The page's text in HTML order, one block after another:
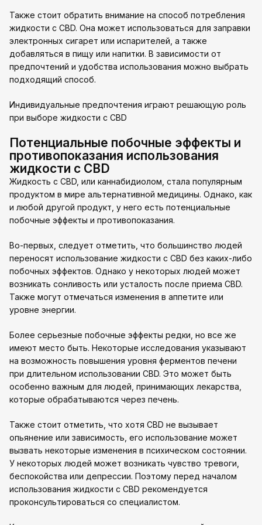
Также стоит обратить внимание на способ потребления
жидкости с CBD. Она может использоваться для заправки
электронных сигарет или испарителей, а также
добавляться в пищу или напитки. В зависимости от
предпочтений и удобства использования можно выбрать
подходящий способ.
Индивидуальные предпочтения играют решающую роль
при выборе жидкости с CBD
Потенциальные побочные эффекты и
противопоказания использования
жидкости с CBD
Жидкость с CBD, или каннабидиолом, стала популярным
продуктом в мире альтернативной медицины. Однако, как
и любой другой продукт, у него есть потенциальные
побочные эффекты и противопоказания.
Во-первых, следует отметить, что большинство людей
переносят использование жидкости с CBD без каких-либо
побочных эффектов. Однако у некоторых людей может
возникать сонливость или усталость после приема CBD.
Также могут отмечаться изменения в аппетите или
уровне энергии.
Более серьезные побочные эффекты редки, но все же
имеют место быть. Некоторые исследования указывают
на возможность повышения уровня ферментов печени
при длительном использовании CBD. Это может быть
особенно важным для людей, принимающих лекарства,
которые обрабатываются через печень.
Также стоит отметить, что хотя CBD не вызывает
опьянение или зависимость, его использование может
вызвать некоторые изменения в психическом состоянии.
У некоторых людей может возникать чувство тревоги,
беспокойства или депрессии. Поэтому перед началом
использования жидкости с CBD рекомендуется
проконсультироваться со специалистом.